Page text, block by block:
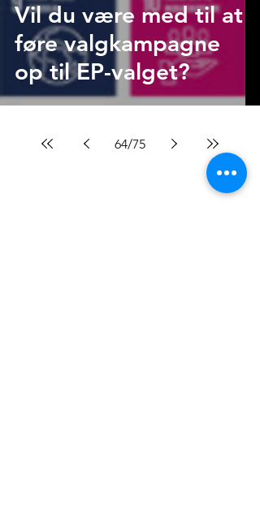
Vil du være med til at
føre valgkampagne
op til EP-valget?
64/75